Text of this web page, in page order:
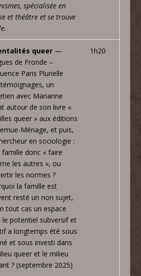
spécialisée en
et théâtre et se trouve
queer —
de Fronde –
Paris Plurielle
un
avec Marianne
autour de son livre «
queer » aux éditions
Ménage, et puis,
en sociologie :
famille donc « faire
les autres », ou
les normes ?
la famille est
resté un non sujet,
tout cas un espace
le potentiel subversif et
a longtemps été sous
et sous investi dans
queer et le milieu
? (septembre 2025)
1h20